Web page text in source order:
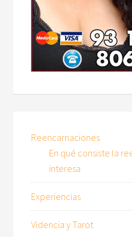
Reencarnaciones
En qué consiste la
interesa
Experiencias
Videncia y Tarot